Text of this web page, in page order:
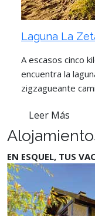
Laguna La
A escasos cinco
encuentra la
zigzagueante
Leer Más
EN ESQUEL, TUS